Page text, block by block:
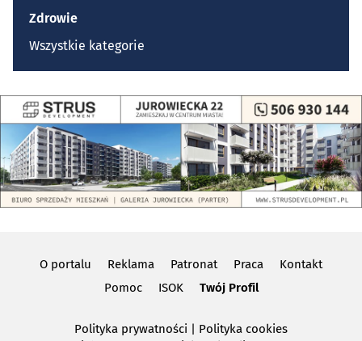
Zdrowie
Wszystkie kategorie
O portalu Reklama Patronat Praca
Kontakt
Pomoc
ISOK Twój Profil
Polityka prywatności | Polityka cookies